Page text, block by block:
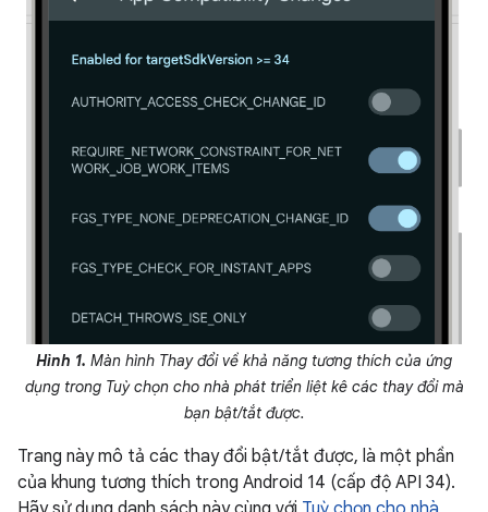
Hình 1. Màn hình Thay đổi về khả năng tương thích của ứng
dụng trong Tuỳ chọn cho nhà phát triển liệt kê các thay đổi mà
bạn bật/tắt được.
Trang này mô tả các thay đổi bật/tắt được, là một phần
của khung tương thích trong Android 14 (cấp độ API 34).